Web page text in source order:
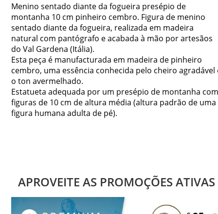
Menino sentado diante da fogueira presépio de
montanha 10 cm pinheiro cembro. Figura de menino
sentado diante da fogueira, realizada em madeira
natural com pantógrafo e acabada à mão por artesãos
do Val Gardena (Itália).
Esta peça é manufacturada em madeira de pinheiro
cembro, uma essência conhecida pelo cheiro agradável
o ton avermelhado.
Estatueta adequada por um presépio de montanha com
figuras de 10 cm de altura média (altura padrão de uma
figura humana adulta de pé).
APROVEITE AS PROMOÇÕES ATIVAS